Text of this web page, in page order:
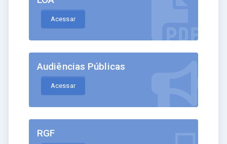
Acessar
Audiências Públicas
Acessar
RGF